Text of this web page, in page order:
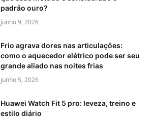
padrão ouro?
junho 9, 2026
Frio agrava dores nas articulações:
como o aquecedor elétrico pode ser seu
grande aliado nas noites frias
junho 5, 2026
Huawei Watch Fit 5 pro: leveza, treino e
estilo diário